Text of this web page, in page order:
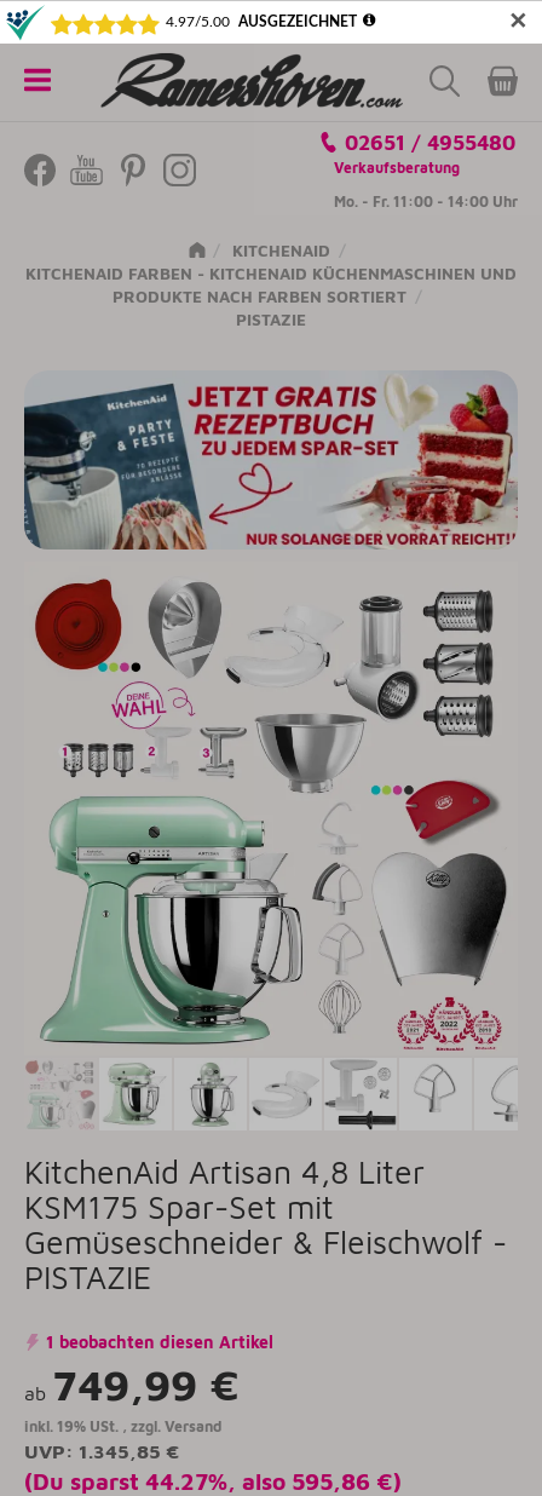
✕
5€ SICHERN! NEWSLETTER ABONNIEREN
Kategorien
02651 / 4955480
Verkaufsberatung
Mo. - Fr. 11:00 - 14:00 Uhr
KITCHENAID
KITCHENAID FARBEN - KITCHENAID KÜCHENMASCHINEN UND
PRODUKTE NACH FARBEN SORTIERT
PISTAZIE
KitchenAid Artisan 4,8 Liter
KSM175 Spar-Set mit
Gemüseschneider & Fleischwolf -
PISTAZIE
1 beobachten diesen Artikel
ab 749,99 €
inkl. 19% USt. , zzgl. Versand
UVP: 1.345,85 €
(Du sparst 44.27%, also 595,86 €)